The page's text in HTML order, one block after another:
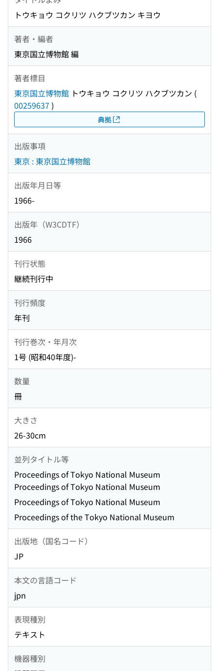
トウキョウ コクリツ ハクブツカン キヨウ
著者・編者
東京国立博物館 編
著者標目
東京国立博物館 トウキョウ コクリツ ハクブツカン (
00259637 )
典拠
出版事項
東京 : 東京国立博物館
出版年月日等
1966-
出版年（W3CDTF）
1966
刊行状態
継続刊行中
刊行頻度
年刊
刊行巻次・年月次
1号 (昭和40年度)-
数量
冊
大きさ
26-30cm
並列タイトル等
Proceedings of Tokyo National Museum
Proceedings of Tokyo National Museum
Proceedings of Tokyo National Museum
Proceedings of the Tokyo National Museum
出版地（国名コード）
JP
本文の言語コード
jpn
表現種別
テキスト
機器種別